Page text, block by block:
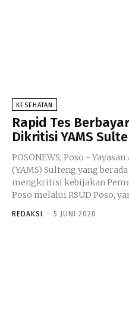
KESEHATAN
Rapid Tes
Dikritisi YAMS
POSONEWS, Poso -
(YAMS) Sulteng yang
mengkritisi kebijakan
Poso melalui RSUD Poso,
REDAKSI - 5 JUNI 2020